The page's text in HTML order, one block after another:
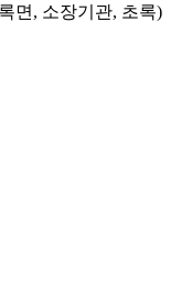
면, 소장기관, 초록)